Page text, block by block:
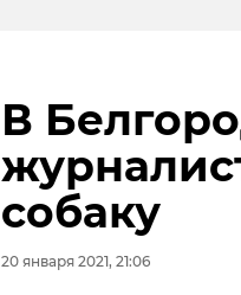
В
собаку
20 января 2021, 21:06